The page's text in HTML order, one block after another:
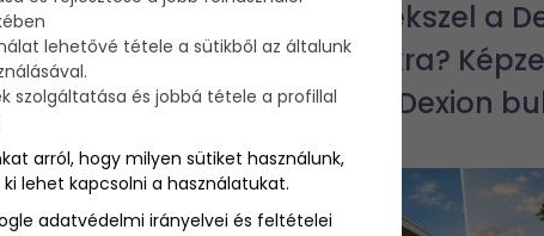
Emlékszel a
bulikra?
újra Dexion
lehetővé tétele a sütikből az általunk
szolgáltatása és jobbá tétele a profillal
arról, hogy milyen sütiket használunk,
lehet kapcsolni a használatukat.
adatvédelmi irányelvei és feltételei